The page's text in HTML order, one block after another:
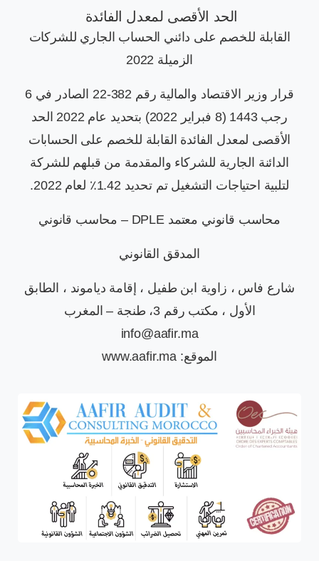
الحد الأقصى لمعدل الفائدة
القابلة للخصم على دائني الحساب الجاري للشركات
الزميلة 2022
قرار وزير الاقتصاد والمالية رقم 382-22 الصادر في 6
رجب 1443 (8 فبراير 2022) بتحديد عام 2022 الحد
الأقصى لمعدل الفائدة القابلة للخصم على الحسابات
الدائنة الجارية للشركاء والمقدمة من قبلهم للشركة
لتلبية احتياجات التشغيل تم تحديد 1.42٪ لعام 2022.
محاسب قانوني معتمد DPLE – محاسب قانوني
المدقق القانوني
شارع فاس ، زاوية ابن طفيل ، إقامة دياموند ، الطابق
الأول ، مكتب رقم 3، طنجة – المغرب
info@aafir.ma
الموقع: www.aafir.ma